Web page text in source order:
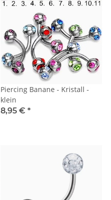
Piercing Banane - Kristall -
klein
8,95 € *